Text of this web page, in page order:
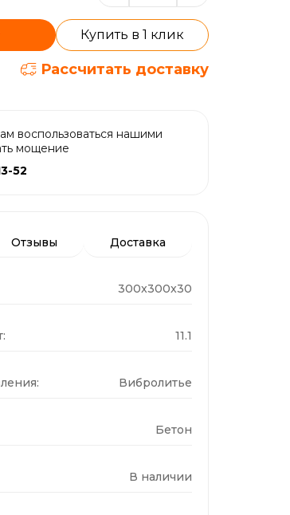
Купить в 1 клик
Рассчитать доставку
воспользоваться нашими
мощение
52
Отзывы Доставка
300x300x30
11.1
Вибролитье
Бетон
В наличии